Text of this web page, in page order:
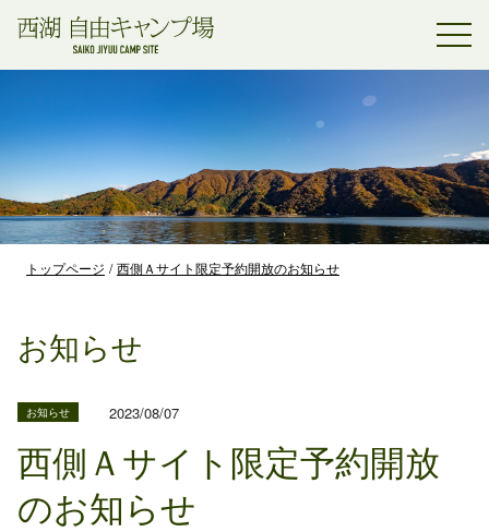
トップページ 西側Ａサイト限定予約開放のお知らせ
お知らせ
お知らせ 2023/08/07
西側Ａサイト限定予約開放
のお知らせ